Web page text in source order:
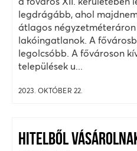
legdrágább, ahol
átlagos
lakóingatlanok. A
legolcsóbb. A fővároson
települések u...
2023. OKTÓBER 22.
HITELBŐL